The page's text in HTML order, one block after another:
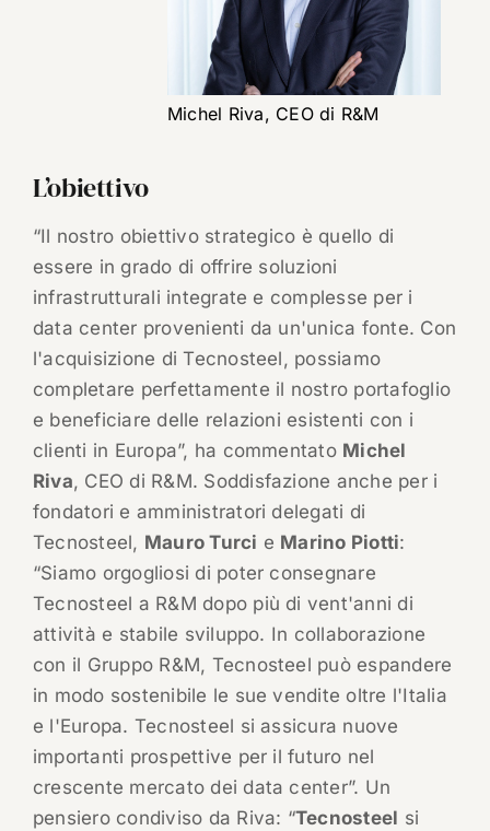
Michel Riva, CEO di R&M
L’obiettivo
“Il nostro obiettivo strategico è quello di
essere in grado di offrire soluzioni
infrastrutturali integrate e complesse per i
data center provenienti da un'unica fonte. Con
l'acquisizione di Tecnosteel, possiamo
completare perfettamente il nostro portafoglio
e beneficiare delle relazioni esistenti con i
clienti in Europa”, ha commentato Michel
Riva, CEO di R&M. Soddisfazione anche per i
fondatori e amministratori delegati di
Tecnosteel, Mauro Turci e Marino Piotti:
“Siamo orgogliosi di poter consegnare
Tecnosteel a R&M dopo più di vent'anni di
attività e stabile sviluppo. In collaborazione
con il Gruppo R&M, Tecnosteel può espandere
in modo sostenibile le sue vendite oltre l'Italia
e l'Europa. Tecnosteel si assicura nuove
importanti prospettive per il futuro nel
crescente mercato dei data center”. Un
pensiero condiviso da Riva: “Tecnosteel si